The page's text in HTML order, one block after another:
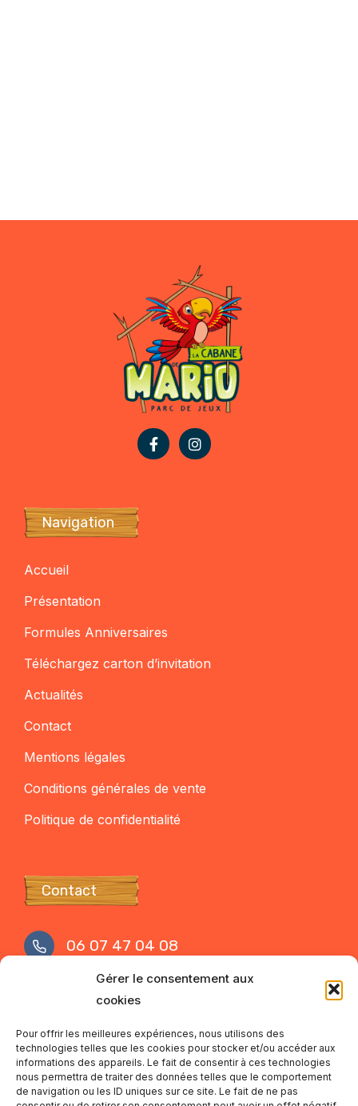
Gérer le consentement aux
cookies
Pour offrir les meilleures expériences, nous utilisons des
technologies telles que les cookies pour stocker et/ou accéder aux
informations des appareils. Le fait de consentir à ces technologies
nous permettra de traiter des données telles que le comportement
de navigation ou les ID uniques sur ce site. Le fait de ne pas
Navigation
Accueil
Présentation
Formules Anniversaires
Téléchargez carton d’invitation
Actualités
Contact
Mentions légales
Conditions générales de vente
Politique de confidentialité
Contact
06 07 47 04 08
contact@mamaarena.com
5A Rue Jacqueline Auriol - Bressuire
Parking gratuit pour les clients